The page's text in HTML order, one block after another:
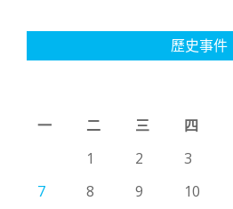
歷史事件
一
二 三 四
1
2 3
7
8 9 10